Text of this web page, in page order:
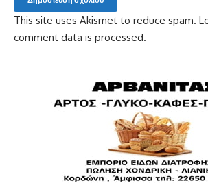
This site uses Akismet to reduce spam.
comment data is processed.